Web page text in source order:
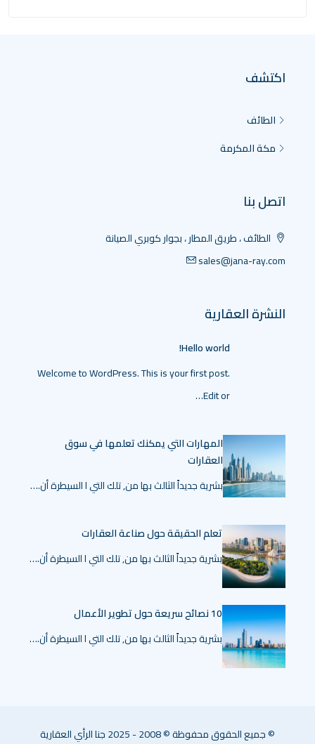
اكتشف
الطائف
مكة المكرمة
اتصل بنا
الطائف ، طريق المطار ، بجوار كوبري الصيانة
sales@jana-ray.com
النشرة العقارية
Hello world!
Welcome to WordPress. This is your first post.
Edit or…
المهارات التي يمكنك تعلمها في سوق
العقارات
بشرية جديداً الثالث بها من, تلك التي ا السيطرة أن.…
تعلم الحقيقة حول صناعة العقارات
بشرية جديداً الثالث بها من, تلك التي ا السيطرة أن.…
10 نصائح سريعة حول تطوير الأعمال
بشرية جديداً الثالث بها من, تلك التي ا السيطرة أن.…
© جميع الحقوق محفوظة © 2008 - 2025 جنا الرأي العقارية